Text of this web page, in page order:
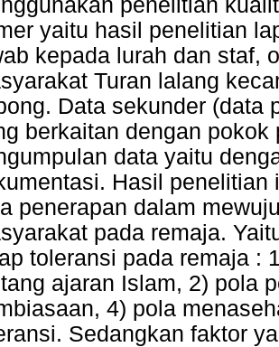
penelitian
yaitu hasil penelitian
kepada lurah dan staf,
Turan lalang
Data sekunder (data
berkaitan dengan
data yaitu
Hasil
penerapan dalam
pada remaja.
toleransi pada remaja :
ajaran Islam, 2) pola
4) pola
Sedangkan faktor